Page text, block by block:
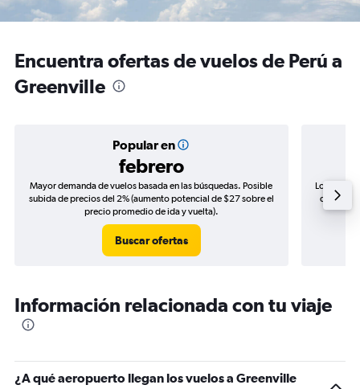
Encuentra ofertas de vuelos de Perú a
Greenville
Popular en
febrero
Mayor demanda de vuelos basada en las búsquedas. Posible
subida de precios del 2% (aumento potencial de $27 sobre el
precio promedio de ida y vuelta).
Buscar ofertas
Los
de
Información relacionada con tu viaje
¿A qué aeropuerto llegan los vuelos a Greenville